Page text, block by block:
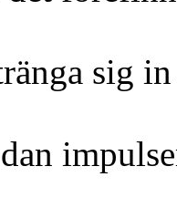
sig